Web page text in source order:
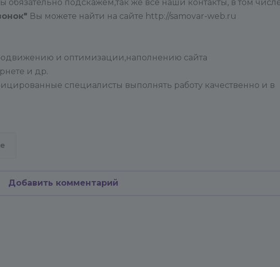
подскажем,так же все наши контакты, в том
Вы можете найти на сайте http://samovar-web.ru
и оптимизации,наполнению сайта
и др.
специалисты выполнять работу качественно и в
Добавить комментарий